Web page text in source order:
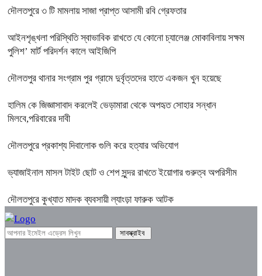
দৌলতপুরে ৩ টি মামলায় সাজা প্রাপ্ত আসামী রবি গ্রেফতার
আইনশৃঙ্খলা পরিস্থিতি স্বাভাবিক রাখতে যে কোনো চ্যালেঞ্জ মোকাবিলায় সক্ষম
পুলিশ’ মার্ট পরিদর্শন কালে আইজিপি
দৌলতপুর থানার সংগ্রাম পুর গ্রামে দুর্বৃত্তদের হাতে একজন খুন হয়েছে
হালিম কে জিজ্ঞাসাবাদ করলেই ভেড়ামারা থেকে অপহৃত সোহার সন্ধান
মিলবে,পরিবারের দাবী
দৌলতপুরে প্রকাশ্য দিবালোক গুলি করে হত্যার অভিযোগ
ভ্যাজাইনাল মাসল টাইট ছোট ও শেপ সুন্দর রাখতে ইয়োগার গুরুত্ব অপরিসীম
দৌলতপুরে কুখ্যাত মাদক ব্যবসায়ী ল্যাংড়া ফারুক আটক